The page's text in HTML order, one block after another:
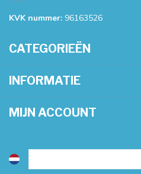
KVK nummer: 96163526
CATEGORIEËN
INFORMATIE
MIJN ACCOUNT